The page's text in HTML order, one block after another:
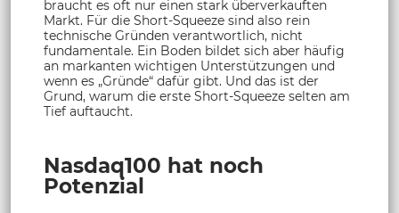
braucht es oft nur einen stark überverkauften
Markt. Für die Short-Squeeze sind also rein
technische Gründen verantwortlich, nicht
fundamentale. Ein Boden bildet sich aber häufig
an markanten wichtigen Unterstützungen und
wenn es „Gründe“ dafür gibt. Und das ist der
Grund, warum die erste Short-Squeeze selten am
Tief auftaucht.
Nasdaq100 hat noch
Potenzial